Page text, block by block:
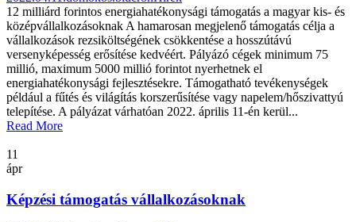
12 milliárd forintos energiahatékonysági támogatás a magyar kis- és
középvállalkozásoknak A hamarosan megjelenő támogatás célja a
vállalkozások rezsiköltségének csökkentése a hosszútávú
versenyképesség erősítése kedvéért. Pályázó cégek minimum 75
millió, maximum 5000 millió forintot nyerhetnek el
energiahatékonysági fejlesztésekre. Támogatható tevékenységek
például a fűtés és világítás korszerűsítése vagy napelem/hőszivattyú
telepítése. A pályázat várhatóan 2022. április 11-én kerül...
Read More
11
ápr
Képzési támogatás vállalkozásoknak